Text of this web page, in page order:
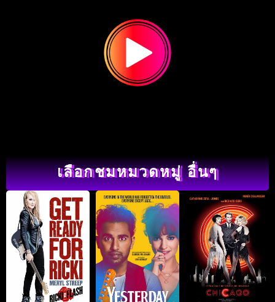
เลือกชมหมวดหมู่ อื่นๆ